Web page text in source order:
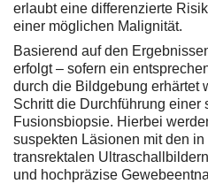
erlaubt eine differenzierte
einer möglichen Malignität.
Basierend auf den
erfolgt – sofern ein
durch die Bildgebung erhärtet
Schritt die Durchführung einer
Fusionsbiopsie. Hierbei
suspekten Läsionen mit den
transrektalen
und hochpräzise